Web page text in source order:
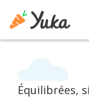
Équilibrées,